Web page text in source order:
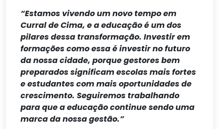
“Estamos vivendo um novo tempo em
Curral de Cima, e a educação é um dos
pilares dessa transformação. Investir em
formações como essa é investir no futuro
da nossa cidade, porque gestores bem
preparados significam escolas mais fortes
e estudantes com mais oportunidades de
crescimento. Seguiremos trabalhando
para que a educação continue sendo uma
marca da nossa gestão.”